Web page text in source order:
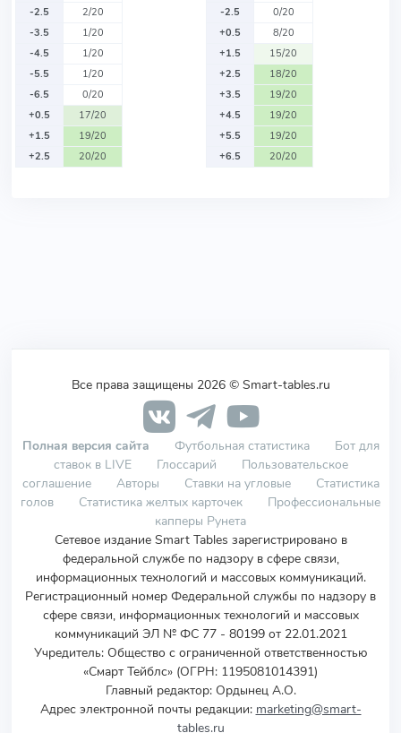
-2.5
2/20
-3.5
1/20
-4.5
1/20
-5.5
1/20
-6.5
0/20
+0.5
17/20
+1.5
19/20
+2.5
20/20
-2.5
0/20
+0.5
8/20
+1.5
15/20
+2.5
18/20
+3.5
19/20
+4.5
19/20
+5.5
19/20
+6.5
20/20
Все права защищены 2026 © Smart-tables.ru
Полная версия сайта Футбольная статистика
Бот для
ставок в LIVE
Глоссарий
Пользовательское
соглашение
Авторы Ставки на угловые
Статистика
голов
Статистика желтых карточек
Профессиональные
капперы Рунета
Сетевое издание Smart Tables зарегистрировано в
федеральной службе по надзору в сфере связи,
информационных технологий и массовых коммуникаций.
Регистрационный номер Федеральной службы по надзору в
сфере связи, информационных технологий и массовых
коммуникаций ЭЛ № ФС 77 - 80199 от 22.01.2021
Учредитель: Общество с ограниченной ответственностью
«Смарт Тейблс» (ОГРН: 1195081014391)
Главный редактор: Ордынец А.О.
Адрес электронной почты редакции: marketing@smart-
tables.ru